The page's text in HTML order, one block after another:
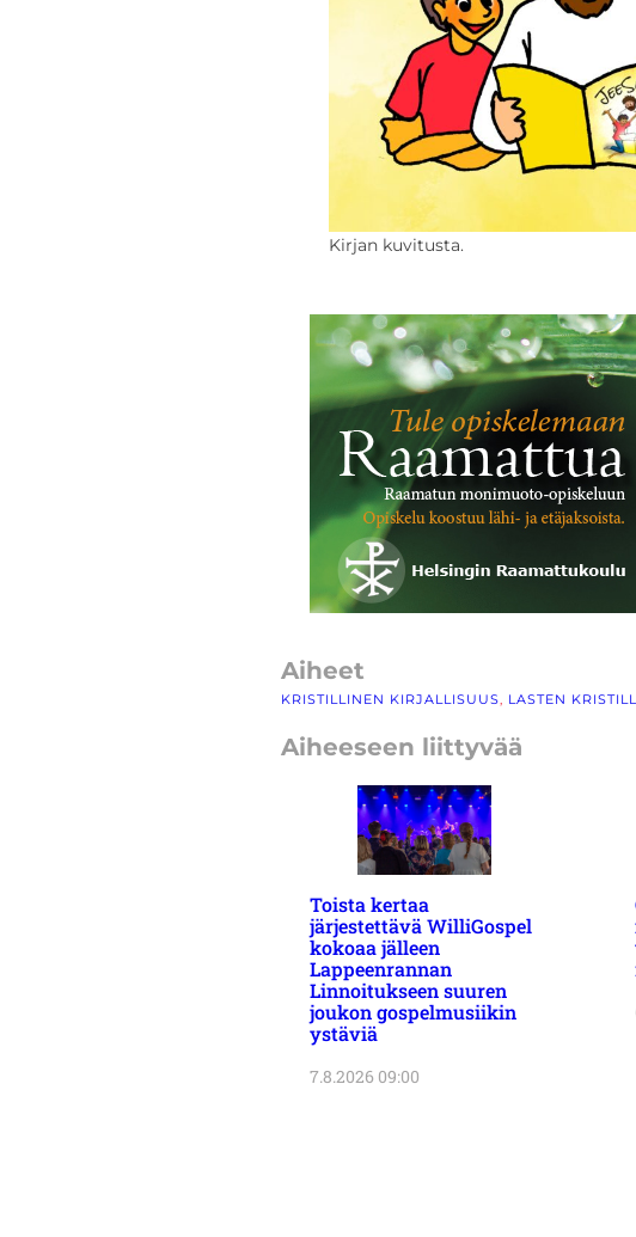
Kirjan kuvitusta.
Aiheet
KRISTILLINEN KIRJALLISUUS, LASTEN
Aiheeseen liittyvää
Toista kertaa
järjestettävä WilliGospel
kokoaa jälleen
Lappeenrannan
Linnoitukseen suuren
joukon gospelmusiikin
ystäviä
7.8.2026 09:00